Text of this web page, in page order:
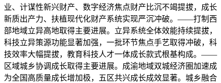
业、计谋性新兴财产、数字经济焦点财产比沉不竭提拔，成长
新质出产力、扶植现代化财产系统实现严沉冲破。——打制西
部地域立异高地取得主要进展。立异系统全体效能持续提拔，
科技立异策源功能显著加强，一批环节焦点手艺取得冲破，科
技效率大幅提拔，教育科技人才一体成长款式根基构成。——
区域城乡协调成长取得主要进展。成渝地域双城经济圈加速成
为全国高质量成长增加极，五区共兴成长成效显著。城乡融合